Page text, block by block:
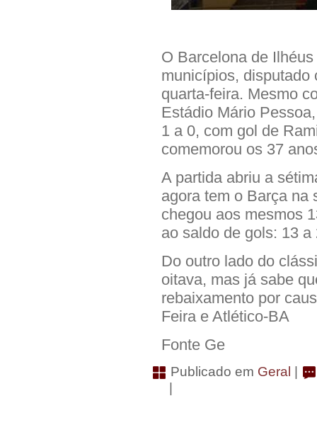
O Barcelona de
municípios, disputado
quarta-feira. Mesmo
Estádio Mário
1 a 0, com gol de
comemorou os 37
A partida abriu a
agora tem o Barça na
chegou aos mesmos
ao saldo de gols: 13 a
Do outro lado do
oitava, mas já sabe
rebaixamento por
Feira e Atlético-BA
Fonte Ge
Publicado em Geral